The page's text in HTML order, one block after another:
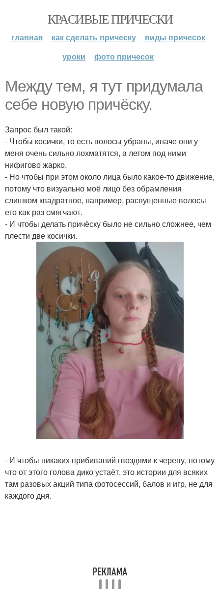
КРАСИВЫЕ ПРИЧЕСКИ
главная как сделать прическу
виды причесок
уроки
фото причесок
Между тем, я тут придумала
себе новую причёску.
Запрос был такой:
- Чтобы косички, то есть волосы убраны, иначе они у
меня очень сильно лохматятся, а летом под ними
нифигово жарко.
- Но чтобы при этом около лица было какое-то движение,
потому что визуально моё лицо без обрамления
слишком квадратное, например, распущенные волосы
его как раз смягчают.
- И чтобы делать причёску было не сильно сложнее, чем
плести две косички.
- И чтобы никаких прибиваний гвоздями к черепу, потому
что от этого голова дико устаёт, это истории для всяких
там разовых акций типа фотосессий, балов и игр, не для
каждого дня.